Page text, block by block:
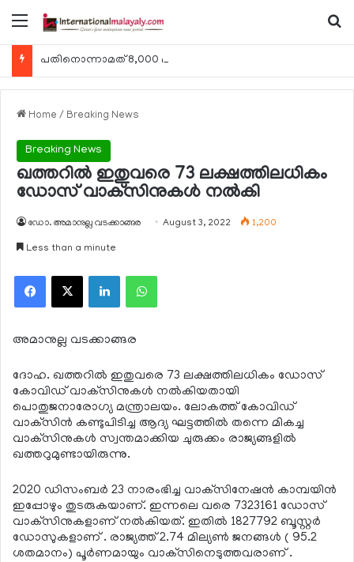
Menu
Home / Breaking News
Breaking News
ഖത്തറില്‍ ഇതുവരെ 73 ലക്ഷത്തിലധികം
ഡോസ് വാക്‌സിനുകള്‍ നല്‍കി
ഡോ. അമാനുല്ല വടക്കാങ്ങര August 3, 2022 1,200
Less than a minute
Facebook
X LinkedInWhatsApp
അമാനുല്ല വടക്കാങ്ങര
ദോഹ. ഖത്തറില്‍ ഇതുവരെ 73 ലക്ഷത്തിലധികം ഡോസ്
കോവിഡ് വാക്‌സിനുകള്‍ നല്‍കിയതായി
പൊതുജനാരോഗ്യ മന്ത്രാലയം. ലോകത്ത് കോവിഡ്
വാക്‌സിന്‍ കണ്ടുപിടിച്ച ആദ്യ ഘട്ടത്തില്‍ തന്നെ മികച്ച
വാക്‌സിനുകള്‍ സ്വന്തമാക്കിയ ചുരുക്കം രാജ്യങ്ങളില്‍
ഖത്തറുമുണ്ടായിരുന്നു.
2020 ഡിസംബര്‍ 23 നാരംഭിച്ച വാക്‌സിനേഷന്‍ കാമ്പയിന്‍
ഇപ്പോഴും തുടരുകയാണ്. ഇന്നലെ വരെ 7323161 ഡോസ്
വാക്‌സിനുകളാണ് നല്‍കിയത്. ഇതില്‍ 1827792 ബൂസ്റ്റര്‍
ഡോസുകളാണ് . രാജ്യത്ത് 2.74 മില്യണ്‍ ജനങ്ങള്‍ ( 95.2
ശതമാനം) പൂര്‍ണമായും വാക്‌സിനെടുത്തവരാണ് .